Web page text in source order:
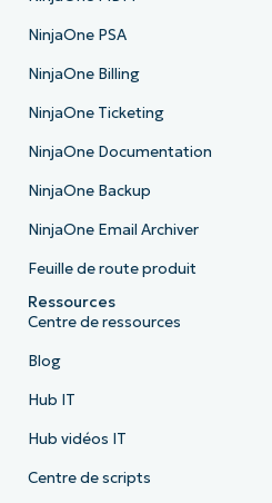
NinjaOne PSA
NinjaOne Billing
NinjaOne Ticketing
NinjaOne Documentation
NinjaOne Backup
NinjaOne Email Archiver
Feuille de route produit
Ressources
Centre de ressources
Blog
Hub IT
Hub vidéos IT
Centre de scripts